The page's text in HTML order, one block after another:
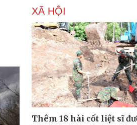
XÃ HỘI
Thêm 18 hài cốt liệt sĩ